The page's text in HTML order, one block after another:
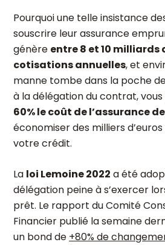
Pourquoi une telle insistance
souscrire leur assurance
génère entre 8 et 10 milliards
cotisations annuelles, et
manne tombe dans la poche
à la délégation du contrat, vous
60% le coût de l’assurance
économiser des milliers
votre crédit.
La loi Lemoine 2022 a été
délégation peine à s’exercer
prêt. Le rapport du Comité
Financier publié la semaine
un bond de +80% de